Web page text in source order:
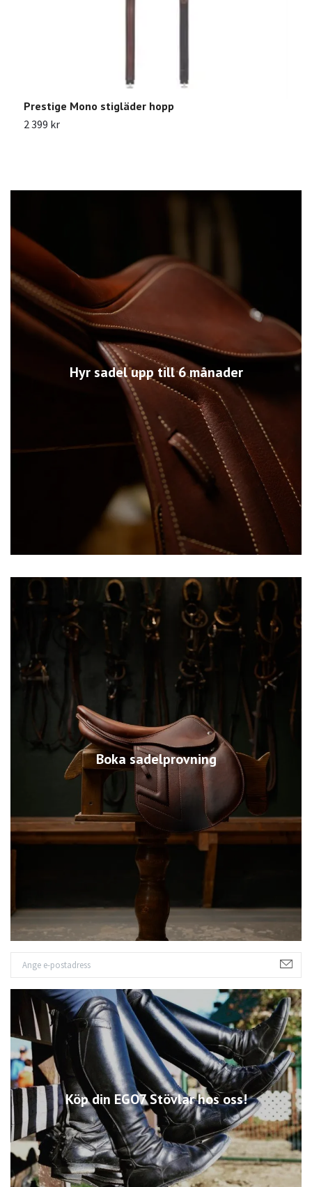
Hyr sadel upp till 6 månader
Boka sadelprovning
Köp din EGO7 Stövlar hos oss!
Prestige Mono stigläder hopp
2 399 kr